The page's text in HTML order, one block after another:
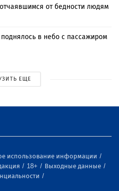
от бедности людям
в небо с пассажиром
ЕЩЕ
использование информации
18+
Выходные данные